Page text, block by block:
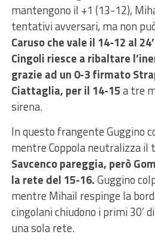
mantengono il +1 (13-12),
tentativi avversari, ma non
Caruso che vale il 14-12 al 24’
Cingoli riesce a ribaltare
grazie ad un 0-3 firmato
Ciattaglia, per il 14-15a tre
sirena.
In questo frangente Guggino
mentre Coppola neutralizza il
Savcenco pareggia, però
la rete del 15-16.Guggino
mentre Mihail respinge la
cingolani chiudono i primi 30’
una sola rete.